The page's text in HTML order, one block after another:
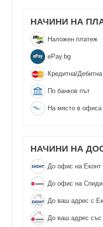
НАЧИНИ НА
Наложен платеж
еPay.bg
Кредитна/Дебитна
По банков път
На място в офиса
НАЧИНИ НА
До офис на Еконт
До офис на Спиди
До ваш адрес с
До ваш адрес